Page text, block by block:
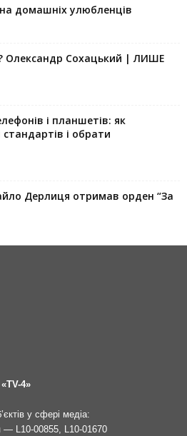
домашніх улюбленців
Сохацький | ЛИШЕ
і планшетів: як
стандартів і обрати
Дерлиця отримав орден “За
4»
у сфері медіа:
— L10-00855, L10-01670